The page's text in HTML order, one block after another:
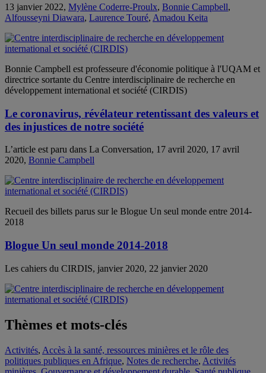
13 janvier 2022, Mylène Coderre-Proulx, Bonnie Campbell,
Alfousseyni Diawara, Laurence Touré, Amadou Keita
Bonnie Campbell est professeure d'économie politique à l'UQAM et
directrice sortante du Centre interdisciplinaire de recherche en
développement international et société (CIRDIS)
Le coronavirus, révélateur retentissant des valeurs et
des injustices de notre société
L’article est paru dans La Conversation, 17 avril 2020, 17 avril
2020, Bonnie Campbell
Recueil des billets parus sur le Blogue Un seul monde entre 2014-
2018
Blogue Un seul monde 2014-2018
Les cahiers du CIRDIS, janvier 2020, 22 janvier 2020
Thèmes et mots-clés
Activités, Accès à la santé, ressources minières et le rôle des
politiques publiques en Afrique, Notes de recherche, Activités